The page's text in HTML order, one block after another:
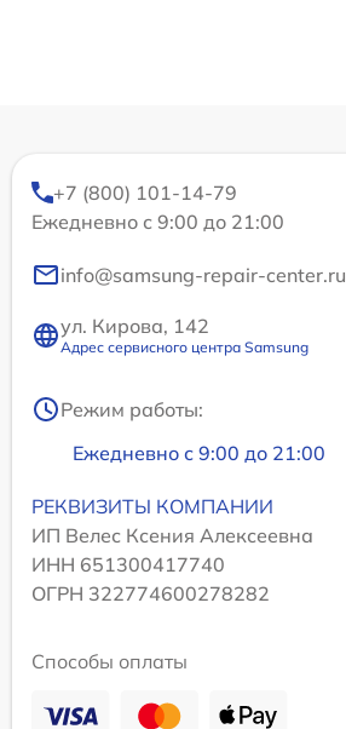
+7 (800) 101-14-79
Ежедневно с 9:00 до 21:00
info@samsung-repair-center.ru
ул. Кирова, 142
Адрес сервисного центра Samsung
Режим работы:
Ежедневно с 9:00 до 21:00
РЕКВИЗИТЫ КОМПАНИИ
ИП Велес Ксения Алексеевна
ИНН 651300417740
ОГРН 322774600278282
Способы оплаты